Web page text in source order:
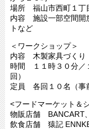
場所 福山市西町１丁
内容 施設一部空間開
トなど
＜ワークショップ＞
内容 木製家具づくり
時間 １１時３０分／
回）
定員 各回１０名（事
<フードマーケット＆
物販店舗 BANCART
飲食店舗 猿記